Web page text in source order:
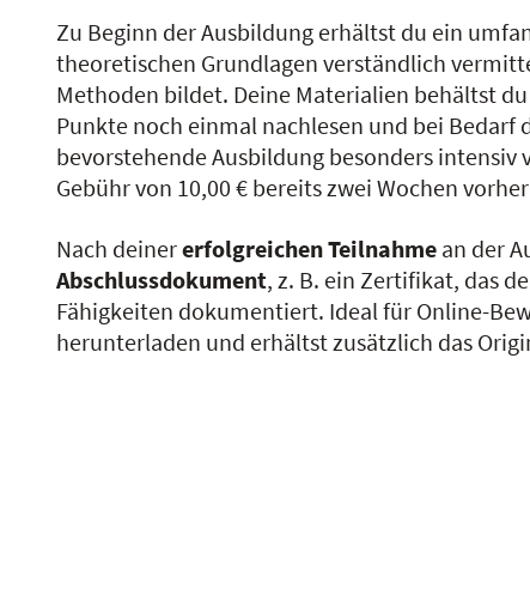
Zu Beginn der Ausbildung erhältst du ein
theoretischen Grundlagen verständlich
Methoden bildet. Deine Materialien behältst
Punkte noch einmal nachlesen und bei
bevorstehende Ausbildung besonders
Gebühr von 10,00 € bereits zwei Wochen
Nach deinererfolgreichen Teilnahme an der
Abschlussdokument, z. B. ein Zertifikat, das
Fähigkeiten dokumentiert. Ideal für Online-
herunterladen und erhältst zusätzlich das